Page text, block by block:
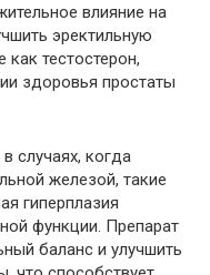
влияние на
эректильную
тестостерон,
здоровья простаты
случаях, когда
железой, такие
гиперплазия
функции. Препарат
баланс и улучшить